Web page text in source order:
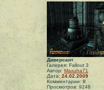
Диверсант
Галерея: Fallout 3
Автор: Maxuha71
Дата: 24.02.2009
Комментарии: 8
Просмотров: 9248